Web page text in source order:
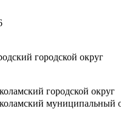
городской округ
городской округ
муниципальный